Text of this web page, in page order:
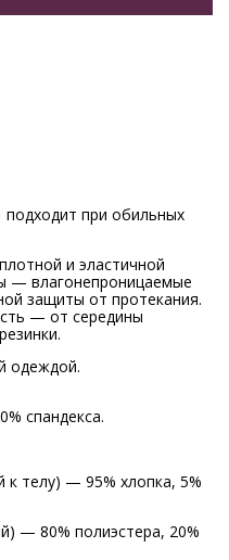
при обильных
и эластичной
— влагонепроницаемые
защиты от протекания.
— от середины
одеждой.
спандекса.
телу) — 95% хлопка, 5%
— 80% полиэстера, 20%